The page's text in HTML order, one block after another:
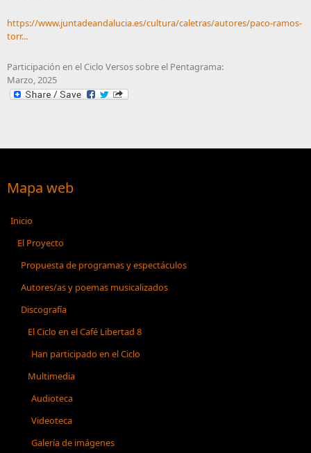
https://www.juntadeandalucia.es/cultura/caletras/autores/paco-ramos-
torr...
Participación en el Ciclo Versos sobre el Pentagrama:
Marzo, 2025
Mapa web
Inicio
El Proyecto
Propuesta de programas y espectáculos
Autores/as y poemas musicalizados
Discografía
El Ciclo en el Café Libertad 8
Han participado en el Ciclo
Multimedia
Audioteca
Videoteca
Galería de imágenes